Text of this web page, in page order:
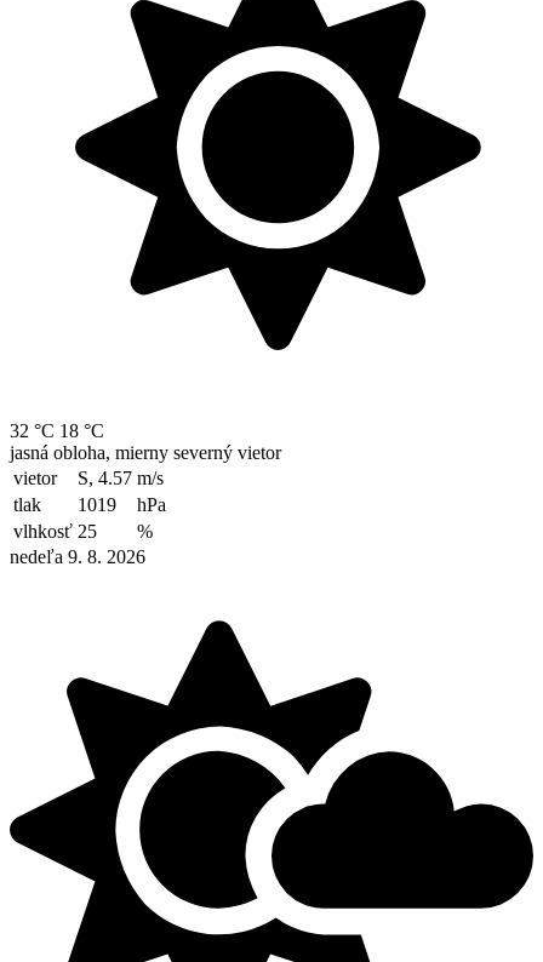
32 °C 18 °C
jasná obloha, mierny severný vietor
vietor
S, 4.57 m/s
tlak
1019
hPa
vlhkosť 25
%
nedeľa 9. 8. 2026